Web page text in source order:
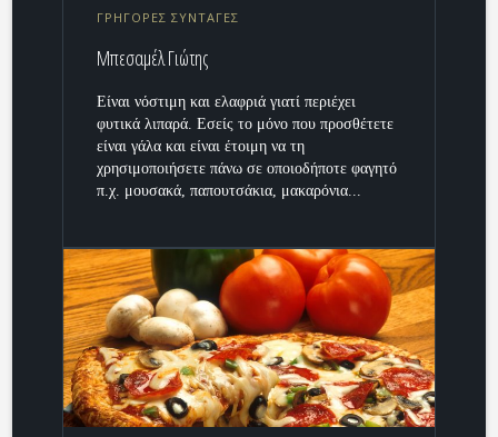
ΓΡΗΓΟΡΕΣ ΣΥΝΤΑΓΕΣ
Μπεσαμέλ Γιώτης
Είναι νόστιμη και ελαφριά γιατί περιέχει
φυτικά λιπαρά. Εσείς το μόνο που προσθέτετε
είναι γάλα και είναι έτοιμη να τη
χρησιμοποιήσετε πάνω σε οποιοδήποτε φαγητό
π.χ. μουσακά, παπουτσάκια, μακαρόνια...